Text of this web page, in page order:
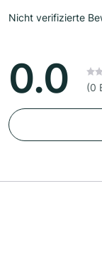
Nicht verifizierte
0.0 (0